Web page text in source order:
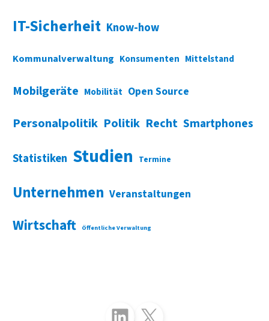
IT-Sicherheit Know-how
Kommunalverwaltung Konsumenten Mittelstand
Mobilgeräte Mobilität Open Source
Personalpolitik Politik Recht Smartphones
Statistiken Studien Termine
Unternehmen Veranstaltungen
Wirtschaft Öffentliche Verwaltung
Folgen Sie uns auf LinkedInFolgen Sie uns auf X (Twitter)